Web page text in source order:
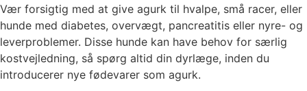
Vær forsigtig med at give agurk til hvalpe, små racer, eller
hunde med diabetes, overvægt, pancreatitis eller nyre- og
leverproblemer. Disse hunde kan have behov for særlig
kostvejledning, så spørg altid din dyrlæge, inden du
introducerer nye fødevarer som agurk.